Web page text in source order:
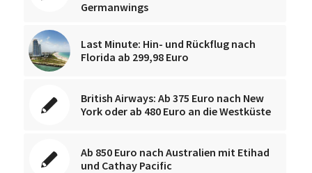
Germanwings
Last Minute: Hin- und Rückflug nach
Florida ab 299,98 Euro
British Airways: Ab 375 Euro nach New
York oder ab 480 Euro an die Westküste
Ab 850 Euro nach Australien mit Etihad
und Cathay Pacific